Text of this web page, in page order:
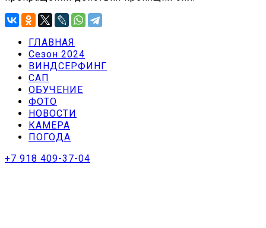
ГЛАВНАЯ
Сезон 2024
ВИНДСЕРФИНГ
САП
ОБУЧЕНИЕ
ФОТО
НОВОСТИ
КАМЕРА
ПОГОДА
+7 918 409-37-04